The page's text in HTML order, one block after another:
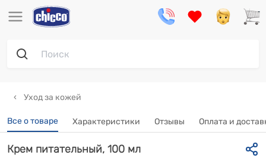
Уход за кожей
Все о товаре Характеристики Отзывы Оплата и
Крем питательный, 100 мл